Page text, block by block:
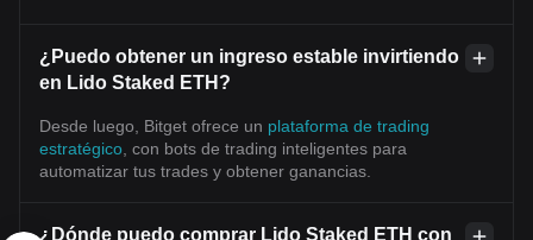
¿Puedo obtener un ingreso estable invirtiendo
en Lido Staked ETH?
Desde luego, Bitget ofrece un plataforma de trading
estratégico , con bots de trading inteligentes para
automatizar tus trades y obtener ganancias.
¿Dónde puedo comprar Lido Staked ETH con